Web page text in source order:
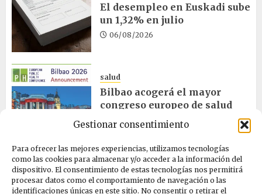
Gestionar consentimiento
Para ofrecer las mejores experiencias, utilizamos tecnologías
como las cookies para almacenar y/o acceder a la información del
dispositivo. El consentimiento de estas tecnologías nos permitirá
procesar datos como el comportamiento de navegación o las
identificaciones únicas en este sitio. No consentir o retirar el
El desempleo en Euskadi sube
un 1,32% en julio
06/08/2026
salud
Bilbao acogerá el mayor
congreso europeo de salud
pública en noviembre
ciencia
La exposición sobre el eclipse